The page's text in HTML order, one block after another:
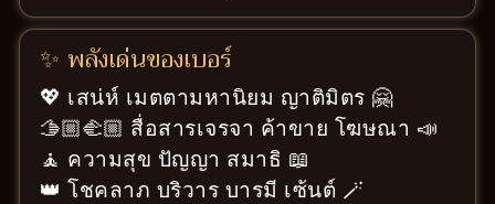
✨ พลังเด่นของเบอร์
💖 เสน่ห์ เมตตามหานิยม ญาติมิตร 🤗
🫱🏼‍🫲🏼 สื่อสารเจรจา ค้าขาย โฆษณา 📣
🧘 ความสุข ปัญญา สมาธิ 📖
👑 โชคลาภ บริวาร บารมี เซ้นต์ 🪄